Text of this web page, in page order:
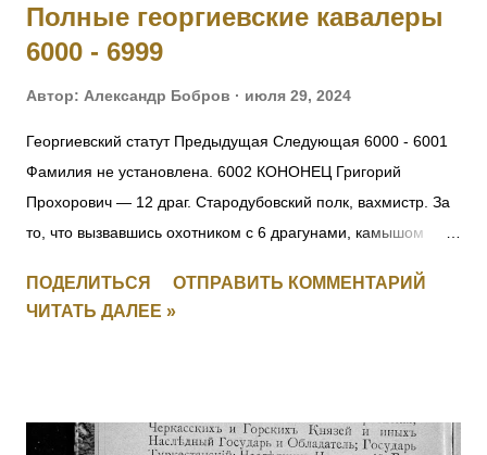
Полные георгиевские кавалеры
6000 - 6999
Автор: Александр Бобров июля 29, 2024
Георгиевский статут Предыдущая Следующая 6000 - 6001
Фамилия не установлена. 6002 КОНОНЕЦ Григорий
Прохорович — 12 драг. Стародубовский полк, вахмистр. За
то, что вызвавшись охотником с 6 драгунами, камышом
расположение и движение противника на переправе, заняв
переправу, прикрыл отступление эскадрона, потеряв только
отличие в бою 24.05.1915 под с. Старжава, когда за убылью
ПОДЕЛИТЬСЯ
ОТПРАВИТЬ КОММЕНТАРИЙ
ЧИТАТЬ ДАЛЕЕ »